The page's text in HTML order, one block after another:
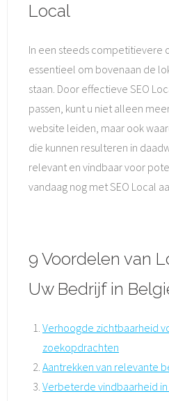
Local
In een steeds competitievere
essentieel om bovenaan de
staan. Door effectieve SEO
passen, kunt u niet alleen
website leiden, maar ook
die kunnen resulteren in
relevant en vindbaar voor
vandaag nog met SEO Local
9 Voordelen van
Uw Bedrijf in
Verhoogde zichtbaarheid
zoekopdrachten
Aantrekken van relevante
Verbeterde vindbaarheid